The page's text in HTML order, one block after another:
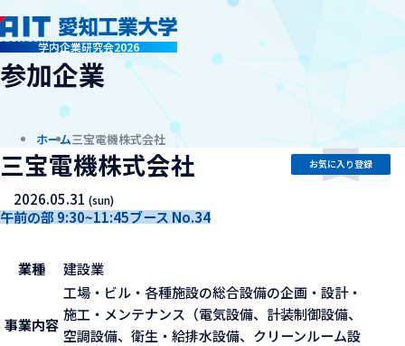
学内企業研究会2026
company
参加企業
ホーム三宝電機株式会社
三宝電機株式会社
2026.05.31(sun)
午前の部 9:30~11:45ブース No.34
お気に入り登録
業種 建設業
事業内容
工場・ビル・各種施設の総合設備の企画・設計・
施工・メンテナンス（電気設備、計装制御設備、
空調設備、衛生・給排水設備、クリーンルーム設